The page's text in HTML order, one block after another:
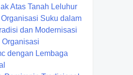
Atas Tanah Leluhur
Suku dalam
dan Modernisasi
dengan Lembaga